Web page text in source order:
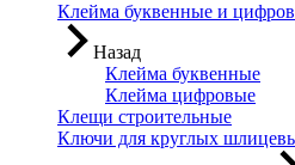
Клейма буквенные и
Назад
Клейма буквенные
Клейма цифровые
Клещи строительные
Ключи для круглых